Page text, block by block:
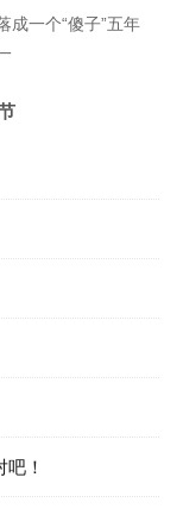
成一个“傻子”五年
！